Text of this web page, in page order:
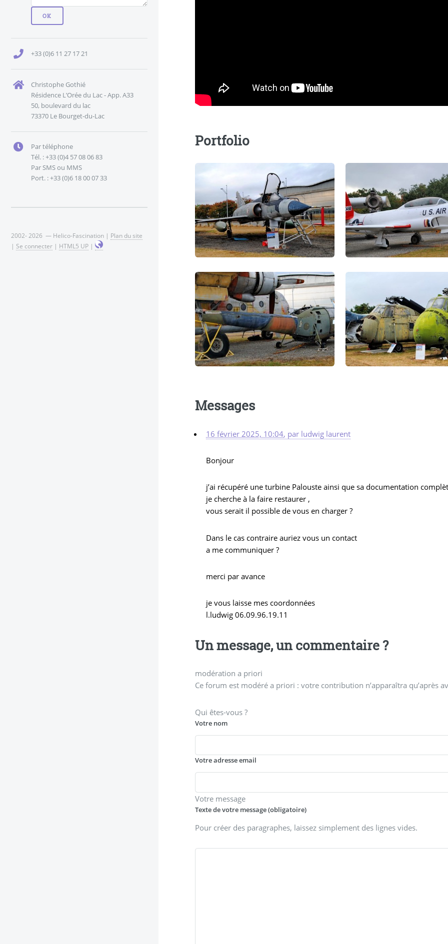
Portfolio
Messages
16 février 2025, 10:04, par ludwig laurent
Bonjour
j’ai récupéré une turbine Palouste ainsi que sa documentation
je cherche à la faire restaurer ,
vous serait il possible de vous en charger ?
Dans le cas contraire auriez vous un contact
a me communiquer ?
merci par avance
je vous laisse mes coordonnées
l.ludwig 06.09.96.19.11
Un message, un commentaire ?
modération a priori
Ce forum est modéré a priori : votre contribution n’apparaîtra qu’après
Qui êtes-vous ?
Votre nom
Votre adresse email
Votre message
Texte de votre message (obligatoire)
Pour créer des paragraphes, laissez simplement des lignes vides.
+33 (0)6 11 27 17 21
Christophe Gothié
Résidence L’Orée du Lac - App. A33
50, boulevard du lac
73370 Le Bourget-du-Lac
Par téléphone
Tél. : +33 (0)4 57 08 06 83
Par SMS ou MMS
Port. : +33 (0)6 18 00 07 33
2002- 2026 — Helico-Fascination | Plan du site
| Se connecter | HTML5 UP |